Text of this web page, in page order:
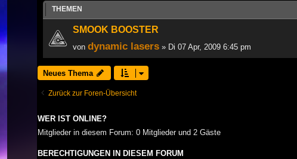
THEMEN
SMOOK BOOSTER
von dynamic lasers » Di 07 Apr, 2009 6:45 pm
Neues Thema
Zurück zur Foren-Übersicht
WER IST ONLINE?
Mitglieder in diesem Forum: 0 Mitglieder und 2 Gäste
BERECHTIGUNGEN IN DIESEM FORUM